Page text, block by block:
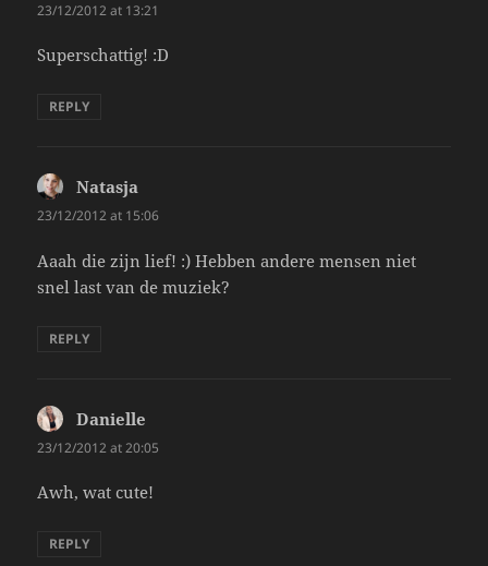
23/12/2012 at 13:21
Superschattig! :D
REPLY
Natasja
23/12/2012 at 15:06
Aaah die zijn lief! :) Hebben andere mensen niet
snel last van de muziek?
REPLY
Danielle
23/12/2012 at 20:05
Awh, wat cute!
REPLY